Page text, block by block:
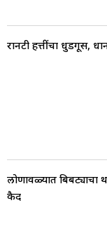
रानटी हत्तींचा धुडगूस,
लोणावळ्यात बिबट्याचा
कैद